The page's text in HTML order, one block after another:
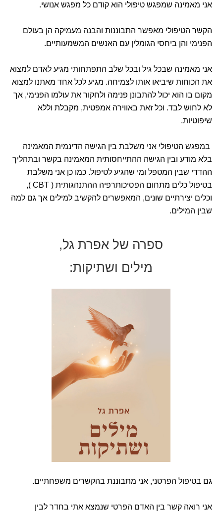
אני מאמינה שמפגש טיפולי הוא קודם כל מפגש אנושי.
הקשר הטיפולי מאפשר התבוננות והבנה מעמיקה הן בעולם
הפנימי והן ביחסי הגומלין עם האנשים המשמעותיים.
אני מאמינה שבכל גיל ובכל שלב התפתחותי מגיע לאדם למצוא
את הכוחות שיביאו אותו לצמיחה. מגיע לכל אחד מאתנו למצוא
מקום בו הוא יכול להתבונן פנימה ולחקור את עולמו הפנימי, אך
לא לחוש לבד. וכל זאת באווירה אמפטית, מקבלת וללא
שיפוטיות.
במפגש הטיפולי אני משלבת בין הגישה הדינמית המאמינה
בלא מודע ובין הגישה ההתייחסותית המאמינה בקשר ובתהליך
ההדדי שבין המטפל ומי שהגיע לטיפול. כמו כן אני משלבת
בטיפול כלים מתחום הפסיכותרפיה ההתנהגותית ( CBT ),
וכלים יצירתיים שונים, המאפשרים להקשיב למילים אך גם למה
שבין המילים.
ספרה של אפרת גל,
מילים ושתיקות:
גם בטיפול הפרטני, אני מתבוננת בהקשרים משפחתיים.
אני רואה קשר בין האדם הפרטי שנמצא אתי בחדר לבין